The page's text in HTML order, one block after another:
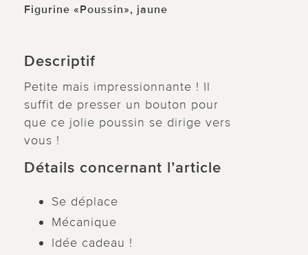
Figurine «Poussin», jaune
Descriptif
Petite mais impressionnante ! Il
suffit de presser un bouton pour
que ce jolie poussin se dirige vers
vous !
Détails concernant l’article
Se déplace
Mécanique
Idée cadeau !